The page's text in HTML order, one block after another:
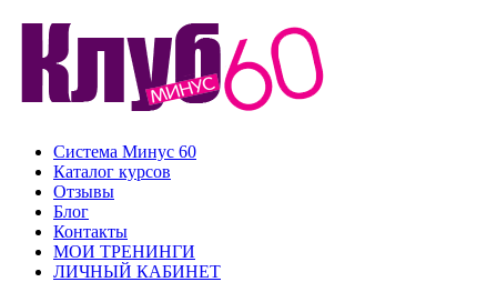
Система Минус 60
Каталог курсов
Отзывы
Блог
Контакты
МОИ ТРЕНИНГИ
ЛИЧНЫЙ КАБИНЕТ